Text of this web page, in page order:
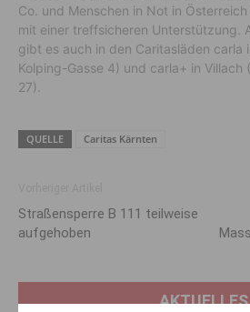
Co. und Menschen in Not in
mit einer treffsicheren Unterstützung.
gibt es auch in den Caritasläden carla
Kolping-Gasse 4) und carla+ in Villach
QUELLE Caritas Kärnten
Straßensperre B 111 teilweise
aufgehoben
AKTUELLES